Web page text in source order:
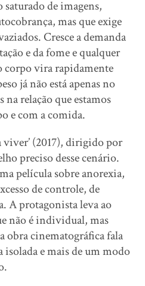
de imagens,
mas que exige
Cresce a demanda
e da fome e qualquer
corpo vira rapidamente
já não está apenas no
na relação que estamos
e com a comida.
(2017), dirigido por
preciso desse cenário.
película sobre anorexia,
de controle, de
A protagonista leva ao
não é individual, mas
obra cinematográfica fala
isolada e mais de um modo